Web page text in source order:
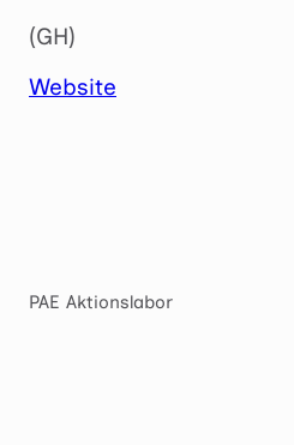
(GH)
Website
PAE Aktionslabor